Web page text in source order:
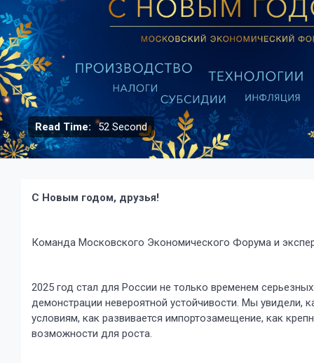
Read Time: 52 Second
C Новым годом, друзья!
Команда Московского Экономического Форума и
2025 год стал для России не только временем
демонстрации невероятной устойчивости. Мы увидели,
условиям, как развивается импортозамещение, как
возможности для роста.